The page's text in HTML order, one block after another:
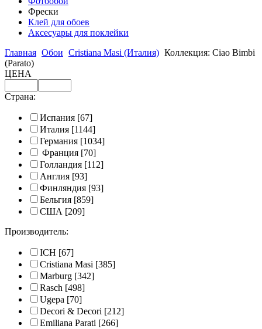
Фрески
Клей для обоев
Аксесуары для поклейки
Главная Обои Cristiana Masi (Италия) Коллекция: Ciao Bimbi
(Parato)
ЦЕНА
Страна:
Испания [67]
Италия [1144]
Германия [1034]
Франция [70]
Голландия [112]
Англия [93]
Финляндия [93]
Бельгия [859]
США [209]
Производитель:
ICH [67]
Cristiana Masi [385]
Marburg [342]
Rasch [498]
Ugepa [70]
Decori & Decori [212]
Emiliana Parati [266]